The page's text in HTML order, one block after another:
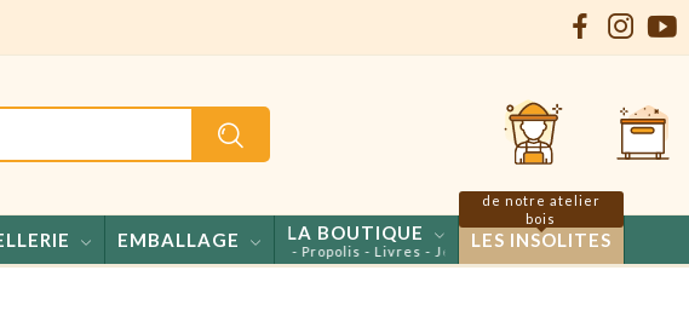
EMBALLAGE LA BOUTIQUE
Miels - Confiseries - Propolis - Livres - Jeux
LES INSOLITES
de notre atelier
bois